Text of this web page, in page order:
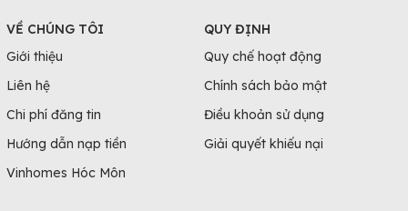
VỀ CHÚNG TÔI
Giới thiệu
Liên hệ
Chi phí đăng tin
Hướng dẫn nạp tiền
Vinhomes Hóc Môn
QUY ĐỊNH
Quy chế hoạt động
Chính sách bảo mật
Điều khoản sử dụng
Giải quyết khiếu nại